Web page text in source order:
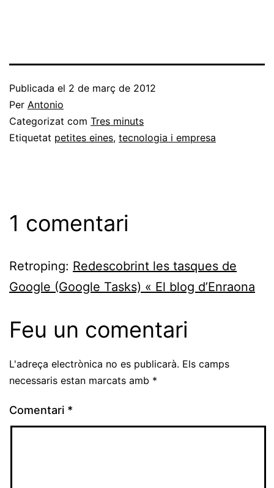
Publicada el 2 de març de 2012
Per Antonio
Categorizat com Tres minuts
Etiquetat petites eines, tecnologia i empresa
1 comentari
Retroping: Redescobrint les tasques de
Google (Google Tasks) « El blog d’Enraona
Feu un comentari
L'adreça electrònica no es publicarà. Els camps
necessaris estan marcats amb *
Comentari *